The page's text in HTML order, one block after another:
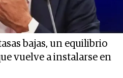
bajas, un equilibrio
vuelve a instalarse en